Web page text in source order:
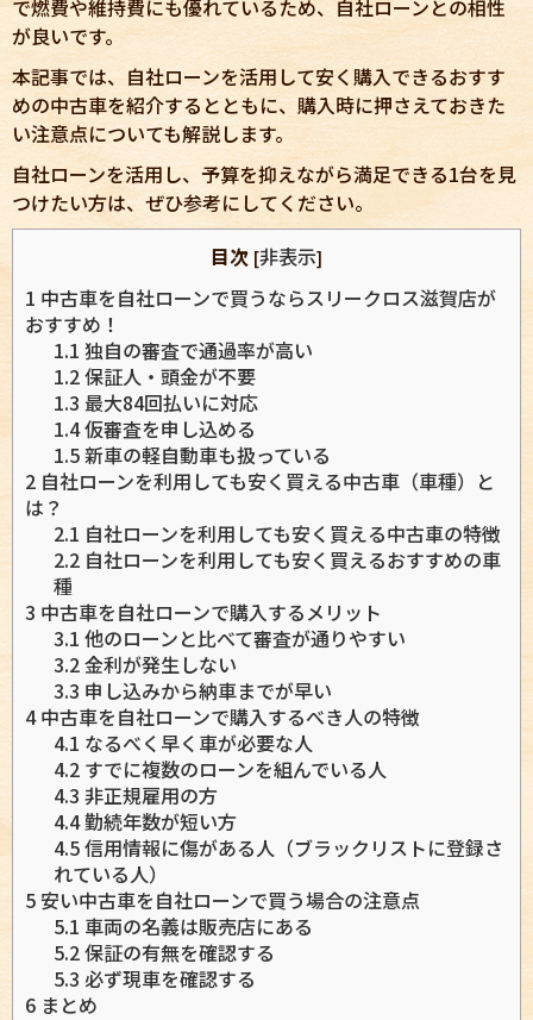
で燃費や維持費にも優れているため、自社ローンとの相性
が良いです。
本記事では、自社ローンを活用して安く購入できるおすす
めの中古車を紹介するとともに、購入時に押さえておきた
い注意点についても解説します。
自社ローンを活用し、予算を抑えながら満足できる1台を見
つけたい方は、ぜひ参考にしてください。
目次 [非表示]
1 中古車を自社ローンで買うならスリークロス滋賀店が
おすすめ！
1.1 独自の審査で通過率が高い
1.2保証人・頭金が不要
1.3 最大84回払いに対応
1.4仮審査を申し込める
1.5新車の軽自動車も扱っている
2 自社ローンを利用しても安く買える中古車（車種）と
は？
2.1 自社ローンを利用しても安く買える中古車の特徴
2.2 自社ローンを利用しても安く買えるおすすめの車
種
3 中古車を自社ローンで購入するメリット
3.1 他のローンと比べて審査が通りやすい
3.2金利が発生しない
3.3 申し込みから納車までが早い
4中古車を自社ローンで購入するべき人の特徴
4.1 なるべく早く車が必要な人
4.2 すでに複数のローンを組んでいる人
4.3 非正規雇用の方
4.4勤続年数が短い方
4.5信用情報に傷がある人（ブラックリストに登録さ
れている人）
5 安い中古車を自社ローンで買う場合の注意点
5.1 車両の名義は販売店にある
5.2保証の有無を確認する
5.3 必ず現車を確認する
6 まとめ